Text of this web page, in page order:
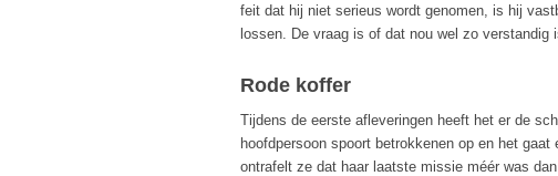
feit dat hij niet serieus wordt genomen, is hij
lossen. De vraag is of dat nou wel zo verstandig
Rode koffer
Tijdens de eerste afleveringen heeft het er de
hoofdpersoon spoort betrokkenen op en het
ontrafelt ze dat haar laatste missie méér was